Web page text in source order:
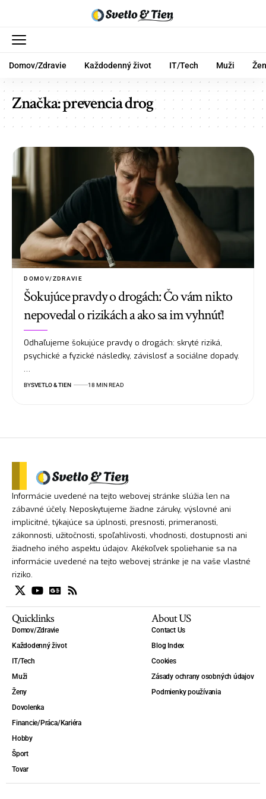
Domov/Zdravie Každodenný život IT/Tech Muži
Značka:prevencia drog
DOMOV/ZDRAVIE
Šokujúce pravdy o drogách: Čo vám nikto
nepovedal o rizikách a ako sa im vyhnúť!
Odhaľujeme šokujúce pravdy o drogách: skryté riziká,
psychické a fyzické následky, závislosť a sociálne dopady.
…
BYSVETLO & TIEN 18 MIN READ
Informácie uvedené na tejto webovej stránke slúžia len na
zábavné účely. Neposkytujeme žiadne záruky, výslovné ani
implicitné, týkajúce sa úplnosti, presnosti, primeranosti,
zákonnosti, užitočnosti, spoľahlivosti, vhodnosti, dostupnosti ani
žiadneho iného aspektu údajov. Akékoľvek spoliehanie sa na
informácie uvedené na tejto webovej stránke je na vaše vlastné
riziko.
Quicklinks
Domov/Zdravie
Každodenný život
IT/Tech
Muži
Ženy
Dovolenka
Financie/Práca/Kariéra
Hobby
Šport
Tovar
About US
Contact Us
Blog Index
Cookies
Zásady ochrany osobných údajov
Podmienky používania